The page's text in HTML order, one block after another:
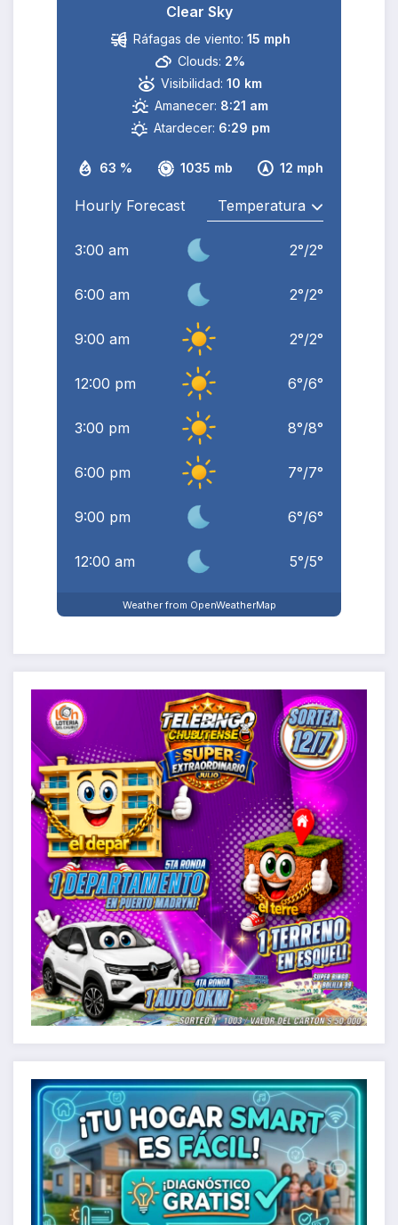
Clear Sky
63 % 1035 mb 12 mph
Ráfagas de viento: 15 mph
Clouds: 2%
Visibilidad: 10 km
Amanecer: 8:21 am
Atardecer: 6:29 pm
Hourly Forecast
3:00 am 2°/2°
6:00 am 2°/2°
9:00 am 2°/2°
12:00 pm 6°/6°
3:00 pm 8°/8°
6:00 pm 7°/7°
9:00 pm 6°/6°
12:00 am 5°/5°
Weather from OpenWeatherMap